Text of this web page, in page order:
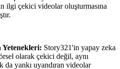
ilgi çekici videolar oluşturmasına
Story321'in yapay zeka
olarak çekici değil, aynı
da yankı uyandıran videolar